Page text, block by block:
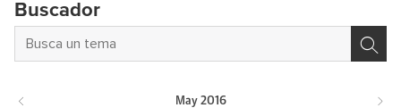
Buscador
May 2016